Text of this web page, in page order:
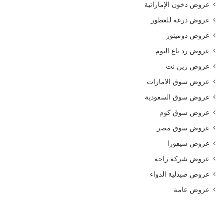
عروض دخون الإماراتية
عروض درعه للعطور
عروض دومينوز
عروض رد تاغ اليوم
عروض زين نت
عروض سوق الامارات
عروض سوق السعودية
عروض سوق كوم
عروض سوق مصر
عروض سيفورا
عروض شركة راحة
عروض صيدلية الدواء
عروض عامة